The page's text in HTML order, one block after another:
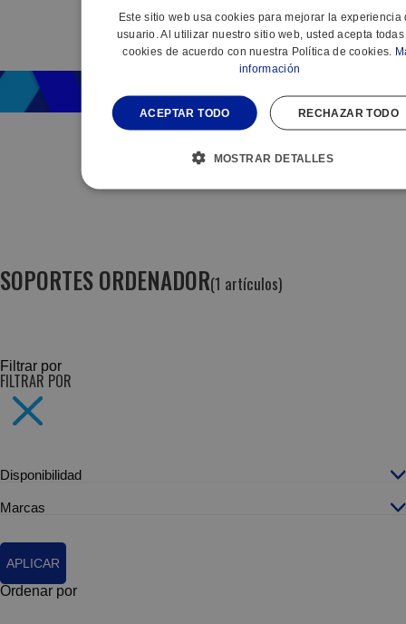
PROMOCIONES
PACK
SOPORTES ORDENADOR(1 artículos)
Filtrar por
FILTRAR POR
Disponibilidad
Marcas
APLICAR
Ordenar por
Este sitio web usa cookies para mejorar la experiencia
usuario. Al utilizar nuestro sitio web, usted acepta
cookies de acuerdo con nuestra Política de cookies.
información
ACEPTAR TODO RECHAZAR TODO
MOSTRAR DETALLES